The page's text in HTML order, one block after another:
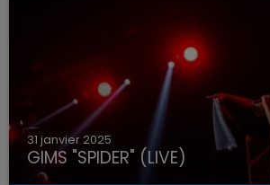
31 janvier 2025
GIMS "SPIDER" (LIVE)